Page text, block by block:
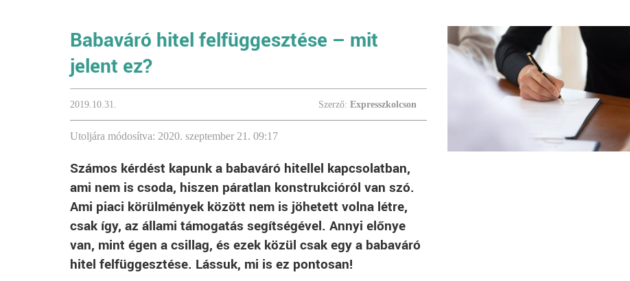
Babaváró hitel felfüggesztése – mit
jelent ez?
2019.10.31. Szerző: Expresszkolcson
Utoljára módosítva: 2020. szeptember 21. 09:17
Számos kérdést kapunk a babaváró hitellel kapcsolatban,
ami nem is csoda, hiszen páratlan konstrukcióról van szó.
Ami piaci körülmények között nem is jöhetett volna létre,
csak így, az állami támogatás segítségével. Annyi előnye
van, mint égen a csillag, és ezek közül csak egy a babaváró
hitel felfüggesztése. Lássuk, mi is ez pontosan!